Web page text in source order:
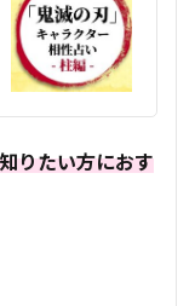
りたい方におす